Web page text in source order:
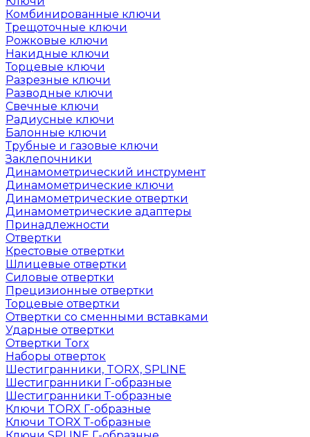
Комбинированные ключи
Трещоточные ключи
Рожковые ключи
Накидные ключи
Торцевые ключи
Разрезные ключи
Разводные ключи
Свечные ключи
Радиусные ключи
Балонные ключи
Трубные и газовые ключи
Заклепочники
Динамометрический инструмент
Динамометрические ключи
Динамометрические отвертки
Динамометрические адаптеры
Принадлежности
Отвертки
Крестовые отвертки
Шлицевые отвертки
Силовые отвертки
Прецизионные отвертки
Торцевые отвертки
Отвертки со сменными вставками
Ударные отвертки
Отвертки Torx
Наборы отверток
Шестигранники, TORX, SPLINE
Шестигранники Г-образные
Шестигранники Т-образные
Ключи TORX Г-образные
Ключи TORX Т-образные